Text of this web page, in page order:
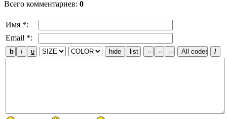
Всего комментариев: 0
Имя *:
Email *: